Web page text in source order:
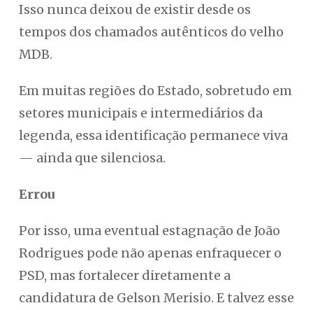
Isso nunca deixou de existir desde os
tempos dos chamados autênticos do velho
MDB.
Em muitas regiões do Estado, sobretudo em
setores municipais e intermediários da
legenda, essa identificação permanece viva
— ainda que silenciosa.
Errou
Por isso, uma eventual estagnação de João
Rodrigues pode não apenas enfraquecer o
PSD, mas fortalecer diretamente a
candidatura de Gelson Merisio. E talvez esse